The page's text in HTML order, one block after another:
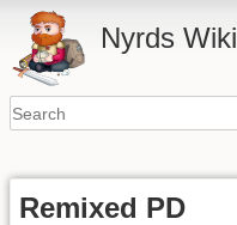
Nyrds Wiki
Remixed PD